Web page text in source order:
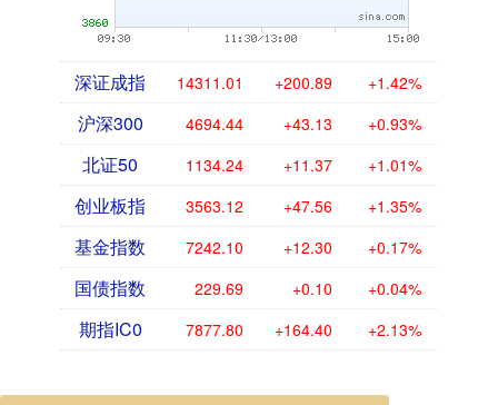
深证成指 14311.01 +200.89 +1.42%
沪深300 4694.44 +43.13 +0.93%
北证50 1134.24 +11.37 +1.01%
创业板指 3563.12 +47.56 +1.35%
基金指数 7242.10 +12.30 +0.17%
国债指数 229.69 +0.10 +0.04%
期指IC0 7877.80 +164.40 +2.13%